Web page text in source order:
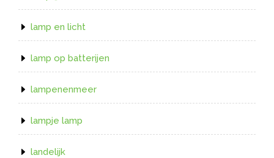
lamp en licht
lamp op batterijen
lampenenmeer
lampje lamp
landelijk